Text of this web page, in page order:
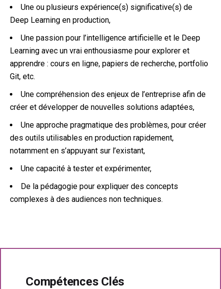
Une ou plusieurs expérience(s) significative(s) de
Deep Learning en production,
Une passion pour l’intelligence artificielle et le Deep
Learning avec un vrai enthousiasme pour explorer et
apprendre : cours en ligne, papiers de recherche, portfolio
Git, etc.
Une compréhension des enjeux de l’entreprise afin de
créer et développer de nouvelles solutions adaptées,
Une approche pragmatique des problèmes, pour créer
des outils utilisables en production rapidement,
notamment en s’appuyant sur l’existant,
Une capacité à tester et expérimenter,
De la pédagogie pour expliquer des concepts
complexes à des audiences non techniques.
Compétences Clés